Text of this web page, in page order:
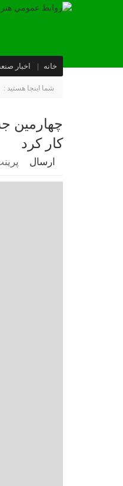
خانه اخبار
شما اینجا هستید :
چهارمین
کار کرد
ارسال